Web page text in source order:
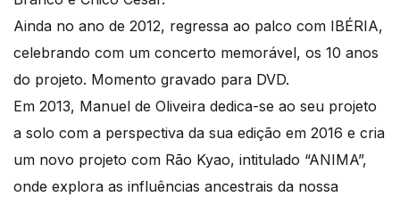
Ainda no ano de 2012, regressa ao palco com IBÉRIA,
celebrando com um concerto memorável, os 10 anos
do projeto. Momento gravado para DVD.
Em 2013, Manuel de Oliveira dedica-se ao seu projeto
a solo com a perspectiva da sua edição em 2016 e cria
um novo projeto com Rão Kyao, intitulado “ANIMA”,
onde explora as influências ancestrais da nossa